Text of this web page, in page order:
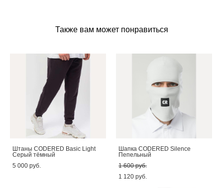
Также вам может понравиться
Штаны CODERED Basic Light
Серый тёмный
5 000 pуб.
Шапка CODERED Silence
Пепельный
1 600 pуб.
1 120 pуб.